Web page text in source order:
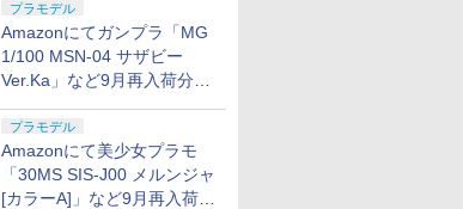
プラモデル
Amazonにてガンプラ「MG
1/100 MSN-04 サザビー
Ver.Ka」など9月再入荷分が
プラモデル
Amazonにて美少女プラモ
「30MS SIS-J00 メルンジャ
[カラーA]」など9月再入荷分